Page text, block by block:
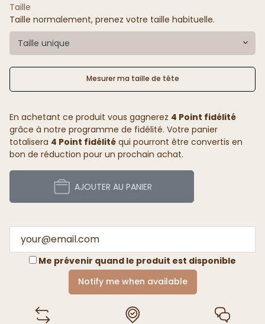
Taille
Taille normalement, prenez votre taille habituelle.
Taille unique
Mesurer ma taille de tête
En achetant ce produit vous gagnerez 4 Point fidélité
grâce à notre programme de fidélité. Votre panier
totalisera 4 Point fidélité qui pourront être convertis en
bon de réduction pour un prochain achat.
AJOUTER AU PANIER
Me prévenir quand le produit est disponible
Notify me when available